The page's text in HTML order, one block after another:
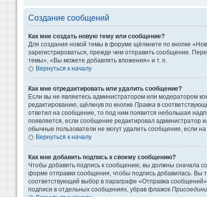
Создание сообщений
Как мне создать новую тему или сообщение?
Для создания новой темы в форуме щёлкните по кнопке
зарегистрироваться, прежде чем отправить сообщение.
темы», «Вы можете добавлять вложения» и т. п.
Вернуться к началу
Как мне отредактировать или удалить сообщение?
Если вы не являетесь администратором или модератором
редактированию, щёлкнув по кнопке Правка в
ответил на сообщение, то под ним появится небольшая
появляется, если сообщение редактировал администратор
обычные пользователи не могут удалить сообщение, если на
Вернуться к началу
Как мне добавить подпись к своему сообщению?
Чтобы добавить подпись к сообщению, вы должны сначала
форме отправки сообщения, чтобы подпись добавилась. Вы
соответствующий выбор в параграфе «Отправка
подписи в отдельных сообщениях, убрав флажок